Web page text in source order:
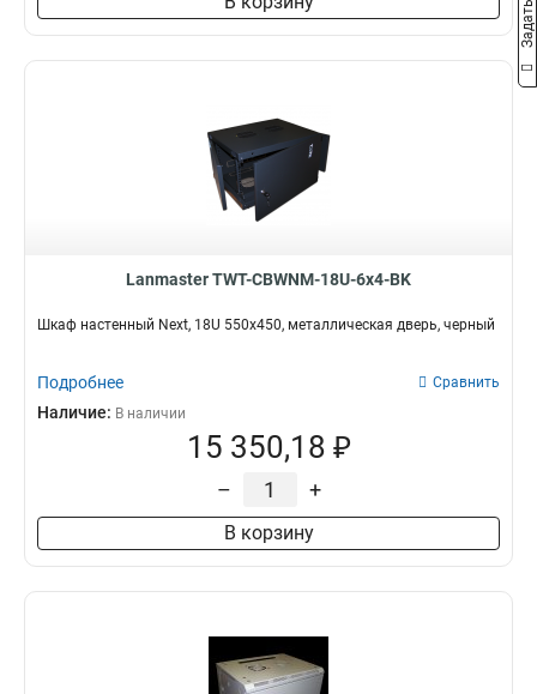
Lanmaster TWT-CBWNM-18U-6x4-BK
Шкаф настенный Next, 18U 550x450, металлическая дверь, черный
Подробнее Сравнить
Наличие: В наличии
15 350,18 ₽
– +
В корзину